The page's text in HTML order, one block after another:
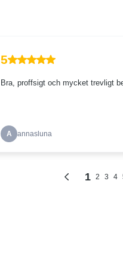
5
Bra, proffsigt och mycket trevligt
A annasluna
1 2 3 4